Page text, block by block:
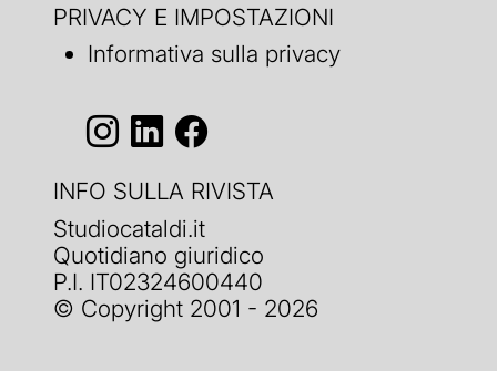
PRIVACY E IMPOSTAZIONI
Informativa sulla privacy
INFO SULLA RIVISTA
Studiocataldi.it
Quotidiano giuridico
P.I. IT02324600440
© Copyright 2001 - 2026